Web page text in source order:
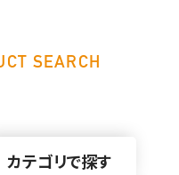
SEARCH
カテゴリで探す